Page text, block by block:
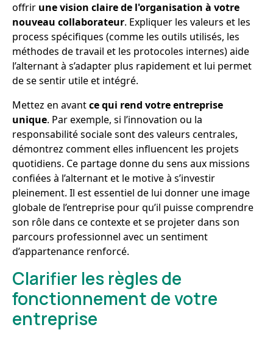
offrir une vision claire de l'organisation à votre
nouveau collaborateur. Expliquer les valeurs et les
process spécifiques (comme les outils utilisés, les
méthodes de travail et les protocoles internes) aide
l’alternant à s’adapter plus rapidement et lui permet
de se sentir utile et intégré.
Mettez en avantce qui rend votre entreprise
unique. Par exemple, si l’innovation ou la
responsabilité sociale sont des valeurs centrales,
démontrez comment elles influencent les projets
quotidiens. Ce partage donne du sens aux missions
confiées à l’alternant et le motive à s’investir
pleinement. Il est essentiel de lui donner une image
globale de l’entreprise pour qu’il puisse comprendre
son rôle dans ce contexte et se projeter dans son
parcours professionnel avec un sentiment
d’appartenance renforcé.
Clarifier les règles de
fonctionnement de votre
entreprise